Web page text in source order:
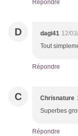
Répondre
D dagi41 12/
Tout
Répondre
C Chrisnature
Superbes
Répondre